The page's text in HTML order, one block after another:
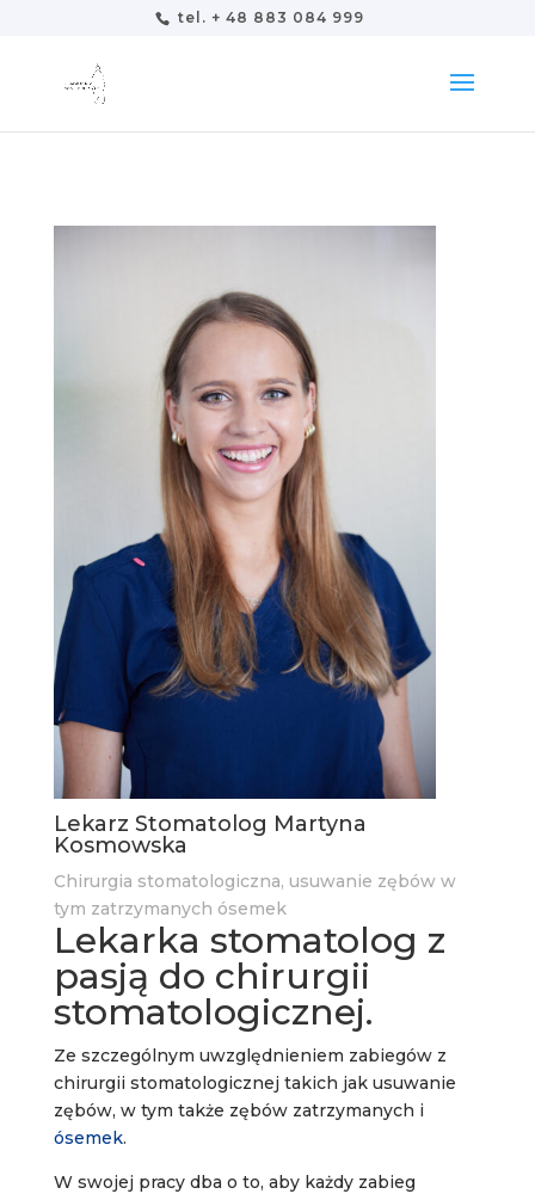
tel. + 48 883 084 999
Lekarz Stomatolog Martyna
Kosmowska
Chirurgia stomatologiczna, usuwanie zębów w
tym zatrzymanych ósemek
Lekarka stomatolog z
pasją do chirurgii
stomatologicznej.
Ze szczególnym uwzględnieniem zabiegów z
chirurgii stomatologicznej takich jak usuwanie
zębów, w tym także zębów zatrzymanych i
ósemek.
W swojej pracy dba o to, aby każdy zabieg